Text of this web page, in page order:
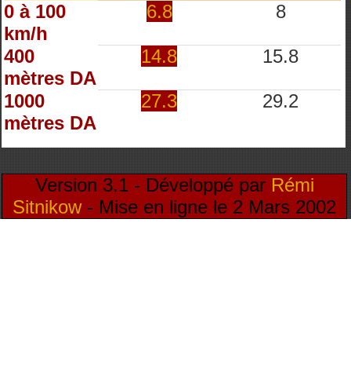
0 à 100
km/h
6.8 8
400
mètres DA
14.8 15.8
1000
mètres DA
27.3 29.2
Version 3.1 - Développé par Rémi
Sitnikow- Mise en ligne le 2 Mars 2002